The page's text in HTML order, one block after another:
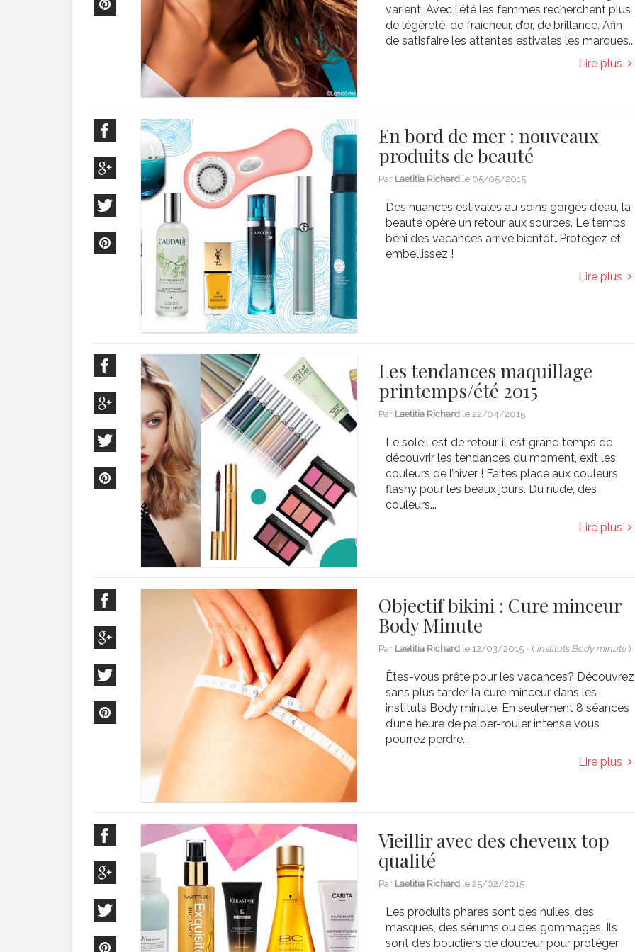
varient. Avec l'été les femmes recherchent plus
de légèreté, de fraîcheur, d’or, de brillance. Afin
de satisfaire les attentes estivales les marques...
Lire plus
En bord de mer : nouveaux
produits de beauté
Par Laetitia Richard le 05/05/2015
Des nuances estivales au soins gorgés d’eau, la
beauté opère un retour aux sources. Le temps
béni des vacances arrive bientôt…Protégez et
embellissez !
Lire plus
Les tendances maquillage
printemps/été 2015
Par Laetitia Richard le 22/04/2015
Le soleil est de retour, il est grand temps de
découvrir les tendances du moment, exit les
couleurs de l’hiver ! Faites place aux couleurs
flashy pour les beaux jours. Du nude, des
couleurs...
Lire plus
Objectif bikini : Cure minceur
Body Minute
Par Laetitia Richard le 12/03/2015 - ( instituts Body minute )
Êtes-vous prête pour les vacances? Découvrez
sans plus tarder la cure minceur dans les
instituts Body minute. En seulement 8 séances
d’une heure de palper-rouler intense vous
pourrez perdre...
Lire plus
Vieillir avec des cheveux top
qualité
Par Laetitia Richard le25/02/2015
Les produits phares sont des huiles, des
masques, des sérums ou des gommages. Ils
sont des boucliers de douceur pour protéger